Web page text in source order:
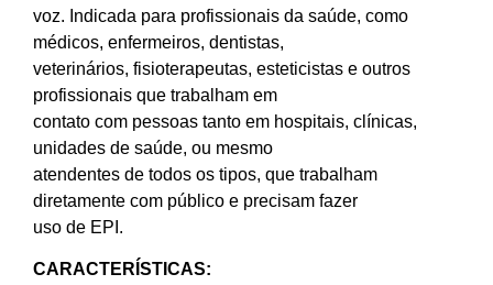
voz. Indicada para profissionais da saúde, como
médicos, enfermeiros, dentistas,
veterinários, fisioterapeutas, esteticistas e outros
profissionais que trabalham em
contato com pessoas tanto em hospitais, clínicas,
unidades de saúde, ou mesmo
atendentes de todos os tipos, que trabalham
diretamente com público e precisam fazer
uso de EPI.
CARACTERÍSTICAS: